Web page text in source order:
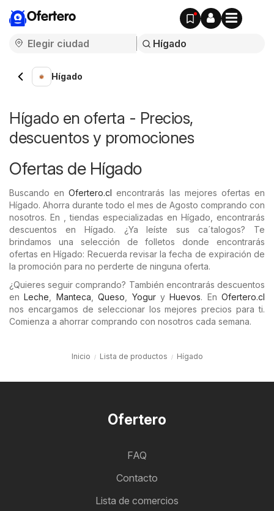
Ofertero
Hígado
Hígado en oferta - Precios,
descuentos y promociones
Ofertas de Hígado
Buscando enOfertero.cl encontrarás las mejores ofertas en
Hígado. Ahorra durante todo el mes de Agosto comprando con
nosotros. En , tiendas especializadas en Hígado, encontrarás
descuentos en Hígado. ¿Ya leíste sus ca´talogos? Te
brindamos una selección de folletos donde encontrarás
ofertas en Hígado: Recuerda revisar la fecha de expiración de
la promoción para no perderte de ninguna oferta.
¿Quieres seguir comprando? También encontrarás descuentos
enLeche Manteca ,Queso YoguryHuevos. En Ofertero.cl
nos encargamos de seleccionar los mejores precios para ti.
Comienza a ahorrar comprando con nosotros cada semana.
Inicio Lista de productos Hígado
Ofertero
FAQ
Contacto
Lista de comercios